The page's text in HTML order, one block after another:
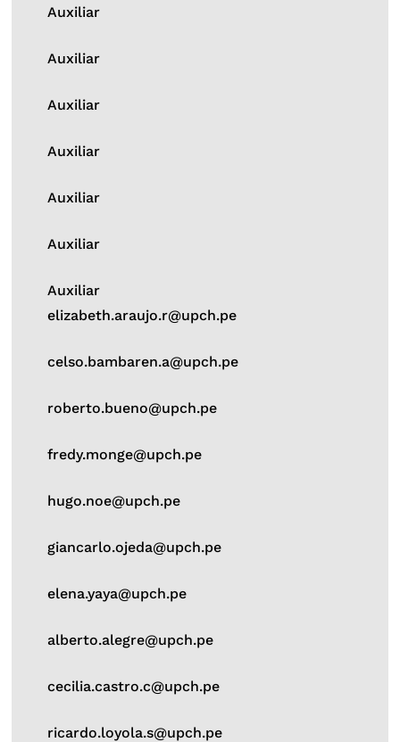
Auxiliar
Auxiliar
Auxiliar
Auxiliar
Auxiliar
Auxiliar
Auxiliar
elizabeth.araujo.r@upch.pe
celso.bambaren.a@upch.pe
roberto.bueno@upch.pe
fredy.monge@upch.pe
hugo.noe@upch.pe
giancarlo.ojeda@upch.pe
elena.yaya@upch.pe
alberto.alegre@upch.pe
cecilia.castro.c@upch.pe
ricardo.loyola.s@upch.pe